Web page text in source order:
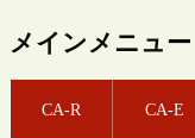
メインメニュー
CA-R CA-E